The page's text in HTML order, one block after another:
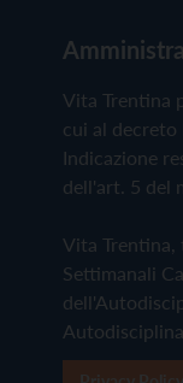
Vita Trentina
cui al decreto
Indicazione
dell'art. 5 del
Vita Trentina,
Settimanali